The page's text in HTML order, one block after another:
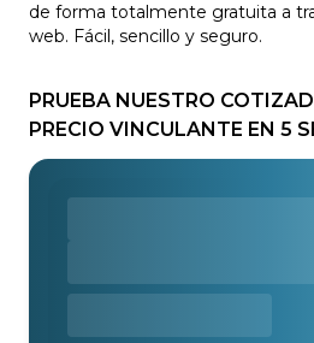
de forma totalmente gratuita a
web. Fácil, sencillo y seguro.
PRUEBA NUESTRO
PRECIO VINCULANTE EN 5